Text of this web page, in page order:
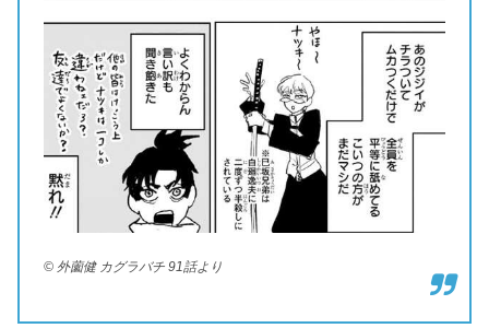
© 外薗健 カグラバチ 91話より